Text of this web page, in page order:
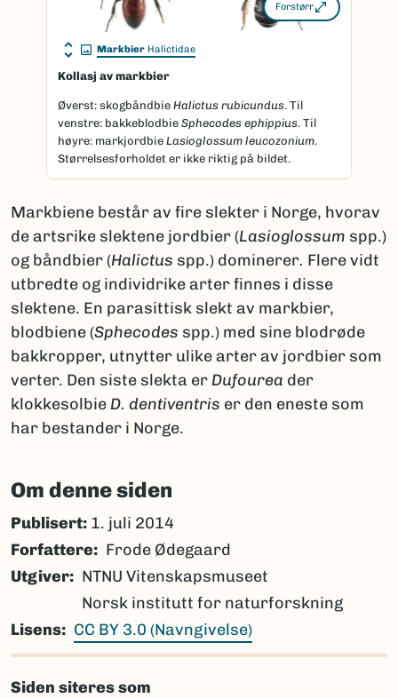
Forstørr
Markbier Halictidae
Kollasj av markbier
Øverst: skogbåndbie Halictus rubicundus. Til
venstre: bakkeblodbie Sphecodes ephippius. Til
høyre: markjordbie Lasioglossum leucozonium.
Størrelsesforholdet er ikke riktig på bildet.
Markbiene består av fire slekter i Norge, hvorav
de artsrike slektene jordbier (Lasioglossum spp.)
og båndbier (Halictus spp.) dominerer. Flere vidt
utbredte og individrike arter finnes i disse
slektene. En parasittisk slekt av markbier,
blodbiene (Sphecodes spp.) med sine blodrøde
bakkropper, utnytter ulike arter av jordbier som
verter. Den siste slekta er Dufourea der
klokkesolbie D. dentiventris er den eneste som
har bestander i Norge.
Om denne siden
Publisert: 1. juli 2014
Forfattere
Frode Ødegaard
Utgiver
NTNU Vitenskapsmuseet
Norsk institutt for naturforskning
Lisens
CC BY 3.0 (Navngivelse)
Siden siteres som